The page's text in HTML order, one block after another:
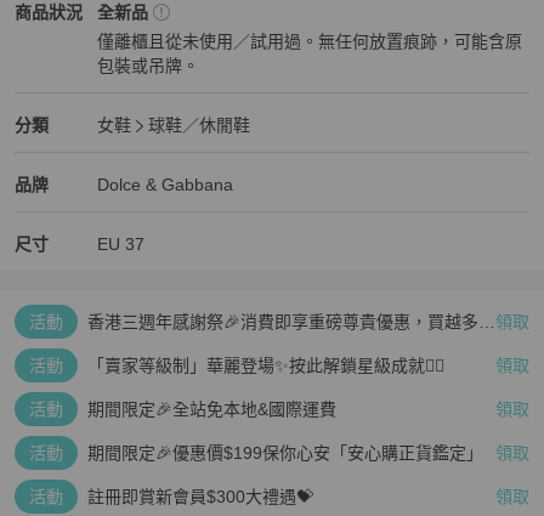
商品狀況
Dolce & Gabbana 女鞋
全新品
僅離櫃且從未使用／試用過。無任何放置痕跡，可能含原
包裝或吊牌。
分類
Dolce & Gabbana女鞋 分類資訊
女鞋
球鞋／休閒鞋
品牌
Dolce & Gabbana精品女鞋品牌介紹
Dolce & Gabbana
Dolce & Gabbana推薦清單
尺寸 EU 37
活動
香港三週年感謝祭🎉消費即享重磅尊貴優惠，買越多、 領取
活動 「賣家等級制」華麗登場✨按此解鎖星級成就👆🏻 領取
活動 期間限定🎉全站免本地&國際運費 領取
活動 期間限定🎉優惠價$199保你心安「安心購正貨鑑定」 領取
活動 註冊即賞新會員$300大禮遇💝 領取